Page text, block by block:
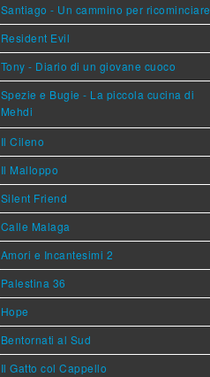
Santiago - Un cammino per ricominciare
Resident Evil
Tony - Diario di un giovane cuoco
Spezie e Bugie - La piccola cucina di
Mehdi
Il Cileno
Il Malloppo
Silent Friend
Calle Malaga
Amori e Incantesimi 2
Palestina 36
Hope
Bentornati al Sud
Il Gatto col Cappello